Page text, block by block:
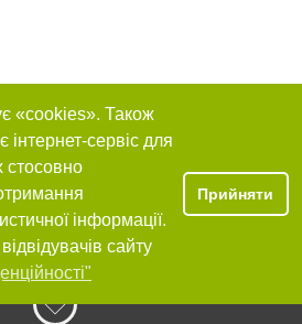
«cookies». Також
інтернет-сервіс для
стосовно
інформації.
сайту
Прийняти